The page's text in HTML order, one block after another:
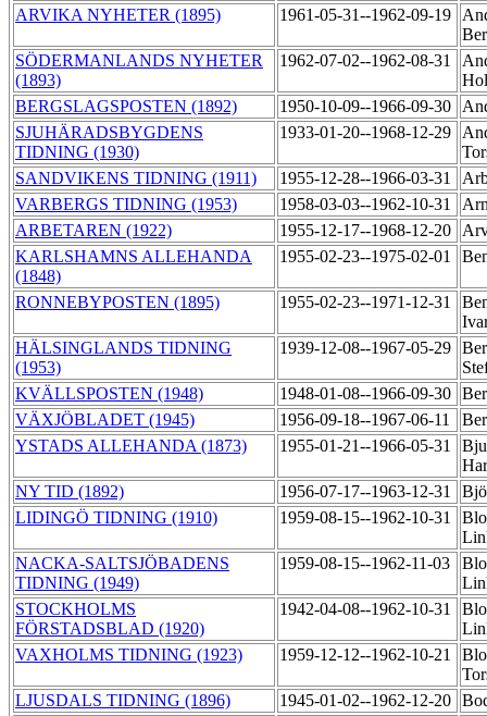
ARVIKA NYHETER (1895)
1961-05-31--1962-09-19
SÖDERMANLANDS NYHETER
(1893)
1962-07-02--1962-08-31
BERGSLAGSPOSTEN (1892)
1950-10-09--1966-09-30
SJUHÄRADSBYGDENS
TIDNING (1930)
1933-01-20--1968-12-29
SANDVIKENS TIDNING (1911)
1955-12-28--1966-03-31
VARBERGS TIDNING (1953)
1958-03-03--1962-10-31
ARBETAREN (1922)
1955-12-17--1968-12-20
KARLSHAMNS ALLEHANDA
(1848)
1955-02-23--1975-02-01
RONNEBYPOSTEN (1895) 1955-02-23--1971-12-31
HÄLSINGLANDS TIDNING
(1953)
1939-12-08--1967-05-29
KVÄLLSPOSTEN (1948)
1948-01-08--1966-09-30
VÄXJÖBLADET (1945)
1956-09-18--1967-06-11
YSTADS ALLEHANDA (1873)
1955-01-21--1966-05-31
NY TID (1892)
1956-07-17--1963-12-31
LIDINGÖ TIDNING (1910)
1959-08-15--1962-10-31
NACKA-SALTSJÖBADENS
TIDNING (1949)
1959-08-15--1962-11-03
STOCKHOLMS
FÖRSTADSBLAD (1920)
1942-04-08--1962-10-31
VAXHOLMS TIDNING (1923)
1959-12-12--1962-10-21
LJUSDALS TIDNING (1896)
1945-01-02--1962-12-20